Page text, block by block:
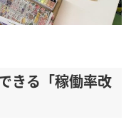
きる「稼働率改